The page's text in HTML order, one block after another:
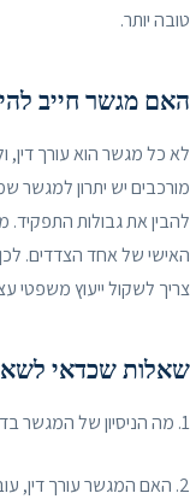
טובה יותר.
האם מגשר חייב
לא כל מגשר הוא עורך דין,
מורכבים יש יתרון למגשר
להבין את גבולות התפקיד.
האישי של אחד הצדדים.
צריך לשקול ייעוץ משפטי
שאלות שכדאי
1. מה הניסיון של המגשר בדיני משפחה?
2. האם המגשר עורך דין,